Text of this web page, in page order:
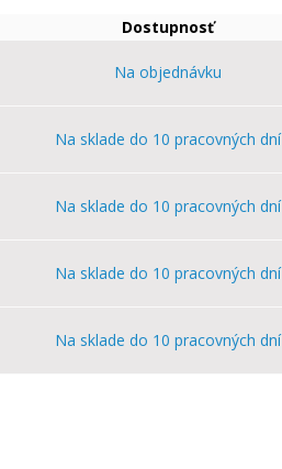
Dostupnosť
Na objednávku
Na sklade do 10 pracovných dní
Na sklade do 10 pracovných dní
Na sklade do 10 pracovných dní
Na sklade do 10 pracovných dní